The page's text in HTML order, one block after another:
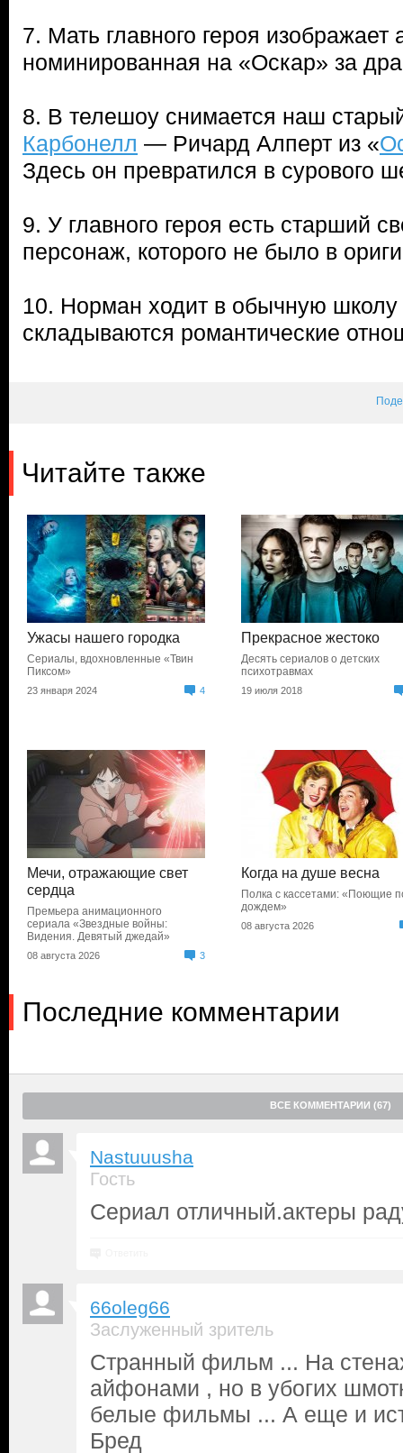
7. Мать главного героя изображает
номинированная на «Оскар» за
8. В телешоу снимается наш
Карбонелл — Ричард Алперт из «
Здесь он превратился в сурового
9. У главного героя есть старший
персонаж, которого не было в
10. Норман ходит в обычную школу
складываются романтические
Читайте также
Ужасы нашего городка
Сериалы, вдохновленные «Твин
Пиксом»
23 января 2024 4
Прекрасное жестоко
Десять сериалов о детских
психотравмах
19 июля 2018
Мечи, отражающие свет
сердца
Премьера анимационного
сериала «Звездные войны:
Видения. Девятый джедай»
08 августа 2026 3
Когда на душе весна
Полка с кассетами: «Поющие
дождем»
08 августа 2026
Последние комментарии
ВСЕ КОММЕНТАРИИ (67)
Nastuuusha
Гость
Сериал отличный.актеры
66oleg66
Заслуженный зритель
Странный фильм ... На
айфонами , но в убогих
белые фильмы ... А еще и
Бред